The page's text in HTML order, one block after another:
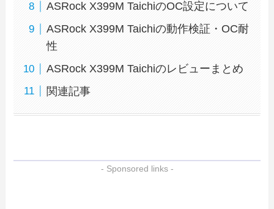
ASRock X399M TaichiのOC設定について
ASRock X399M Taichiの動作検証・OC耐
性
ASRock X399M Taichiのレビューまとめ
関連記事
- Sponsored links -